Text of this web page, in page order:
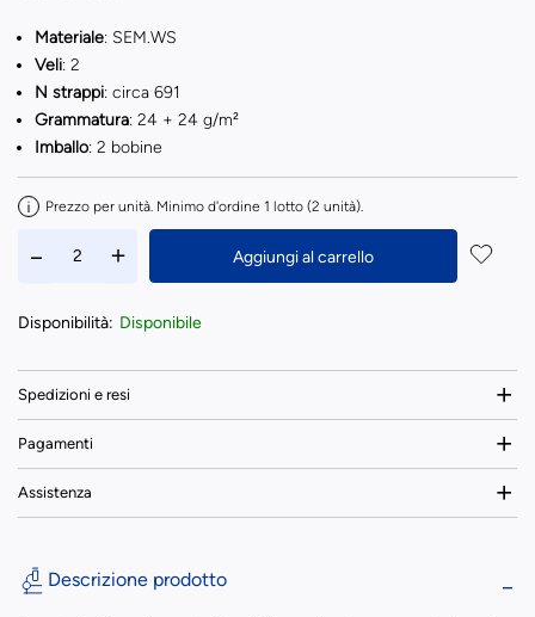
Materiale: SEM.WS
Veli: 2
N strappi: circa 691
Grammatura: 24 + 24 g/m²
Imballo: 2 bobine
Prezzo per unità. Minimo d'ordine 1 lotto (2 unità).
Aggiungi al carrello
Disponibilità: Disponibile
Spedizioni e resi
Pagamenti
Assistenza
Descrizione prodotto